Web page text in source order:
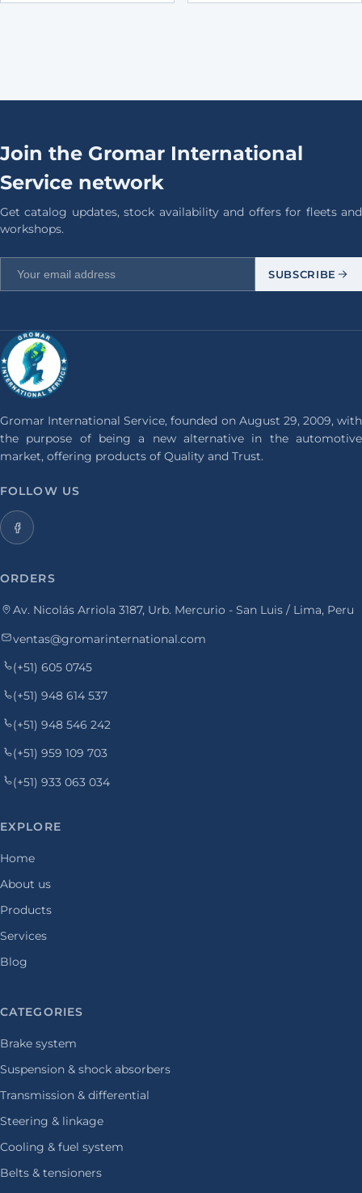
Join the Gromar International
Service network
Get catalog updates, stock availability and offers for fleets and
workshops.
SUBSCRIBE
Gromar International Service, founded on August 29, 2009, with
the purpose of being a new alternative in the automotive
market, offering products of Quality and Trust.
FOLLOW US
ORDERS
Av. Nicolás Arriola 3187, Urb. Mercurio - San Luis / Lima, Peru
ventas@gromarinternational.com
(+51) 605 0745
(+51) 948 614 537
(+51) 948 546 242
(+51) 959 109 703
(+51) 933 063 034
EXPLORE
Home
About us
Products
Services
Blog
CATEGORIES
Brake system
Suspension & shock absorbers
Transmission & differential
Steering & linkage
Cooling & fuel system
Belts & tensioners